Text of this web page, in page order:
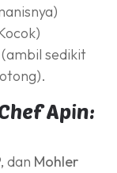
(ambil sedikit
Apin:
dan Mohler